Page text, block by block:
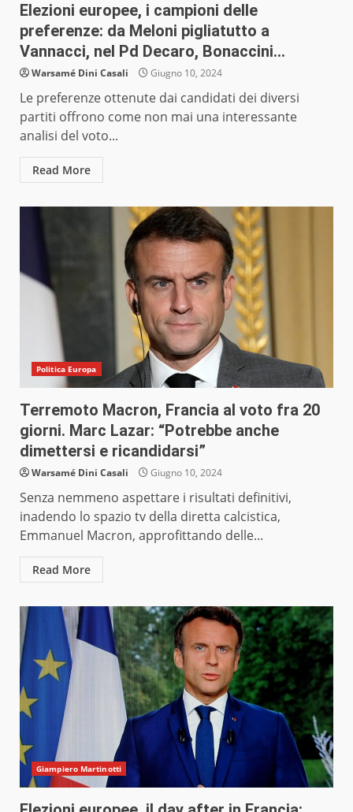
Elezioni europee, i campioni delle
preferenze: da Meloni pigliatutto a
Vannacci, nel Pd Decaro, Bonaccini…
Warsamé Dini Casali Giugno 10, 2024
Le preferenze ottenute dai candidati dei diversi
partiti offrono come non mai una interessante
analisi del voto...
Read More
Politica Europa
Terremoto Macron, Francia al voto fra 20
giorni. Marc Lazar: “Potrebbe anche
dimettersi e ricandidarsi”
Warsamé Dini Casali Giugno 10, 2024
Senza nemmeno aspettare i risultati definitivi,
inadendo lo spazio tv della diretta calcistica,
Emmanuel Macron, approfittando delle...
Read More
Giampiero Martinotti